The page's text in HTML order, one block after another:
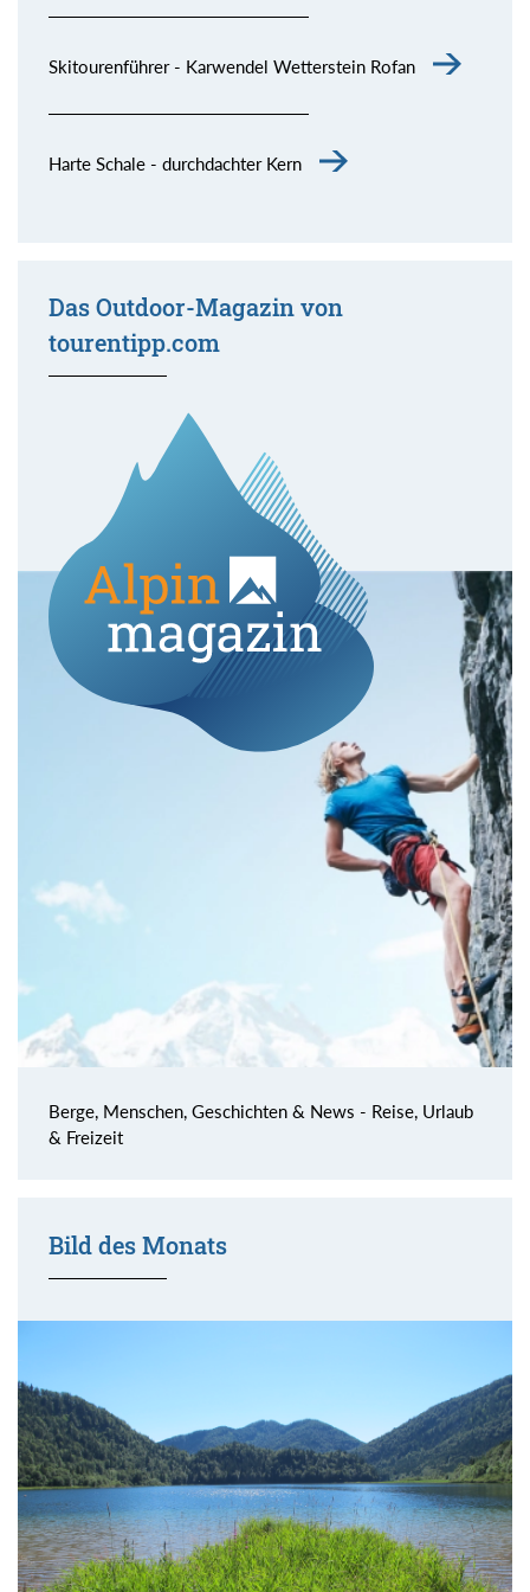
Skitourenführer - Karwendel Wetterstein Rofan
Harte Schale - durchdachter Kern
Das Outdoor-Magazin von
tourentipp.com
Berge, Menschen, Geschichten & News - Reise, Urlaub
& Freizeit
Bild des Monats